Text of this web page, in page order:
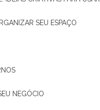
SEU ESPAÇO
NEGÓCIO